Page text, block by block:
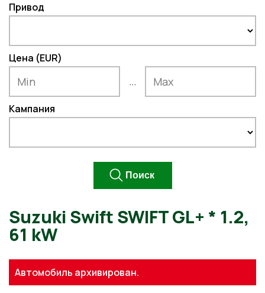
Привод
Цена (EUR)
...
Кампания
Suzuki Swift SWIFT GL+ *
Автомобиль архивирован.